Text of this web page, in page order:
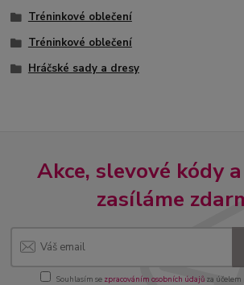
Tréninkové oblečení
Tréninkové oblečení
Hráčské sady a dresy
Akce, slevové kódy
zasíláme
Souhlasím se zpracováním osobních údajůza účelem